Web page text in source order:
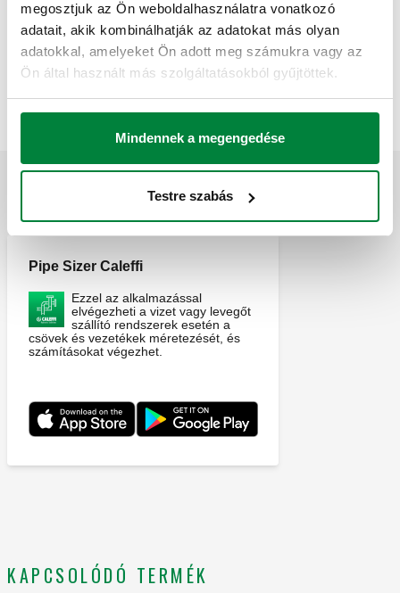
megosztjuk az Ön weboldalhasználatra vonatkozó
adatait, akik kombinálhatják az adatokat más olyan
adatokkal, amelyeket Ön adott meg számukra vagy az
Ön által használt más szolgáltatásokból gyűjtöttek.
Mindennek a megengedése
Testre szabás
CALEFFI, F0001305. Patron egyéni elzárószelepekhez. A
359. sorozathoz
SCIP code
96a6e147-495e-4b76-8ac8-
Mutat
Másolás
ALKALMAZÁSOK
Pipe Sizer Caleffi
Ezzel az alkalmazással
elvégezheti a vizet vagy levegőt
szállító rendszerek esetén a
csövek és vezetékek méretezését, és
számításokat végezhet.
KAPCSOLÓDÓ TERMÉK